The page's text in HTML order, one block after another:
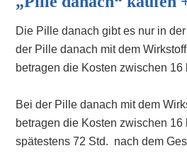
Die Pille danach gibt es nur in
der Pille danach mit dem
betragen die Kosten zwischen 16
Bei der Pille danach mit dem
betragen die Kosten zwischen
spätestens 72 Std. nach dem